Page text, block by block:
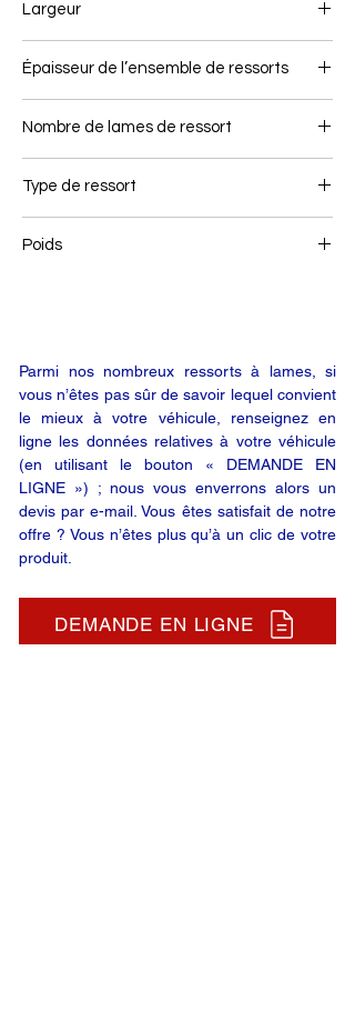
Largeur
Épaisseur de l’ensemble de ressorts
Nombre de lames de ressort
Type de ressort
Poids
Parmi nos nombreux ressorts à lames, si
vous n’êtes pas sûr de savoir lequel convient
le mieux à votre véhicule, renseignez en
ligne les données relatives à votre véhicule
(en utilisant le bouton « DEMANDE EN
LIGNE ») ; nous vous enverrons alors un
devis par e-mail. Vous êtes satisfait de notre
offre ? Vous n’êtes plus qu’à un clic de votre
produit.
DEMANDE EN LIGNE